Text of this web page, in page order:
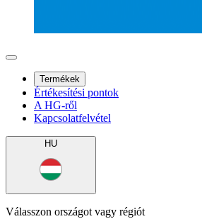
Termékek
Értékesítési pontok
A HG-ről
Kapcsolatfelvétel
HU
Válasszon országot vagy régiót